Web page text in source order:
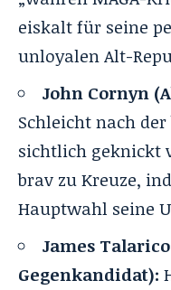
eiskalt für seine
unloyalen Alt-
John Cornyn
Schleicht nach
sichtlich geknickt
brav zu Kreuze,
Hauptwahl seine
James
Gegenkandidat):